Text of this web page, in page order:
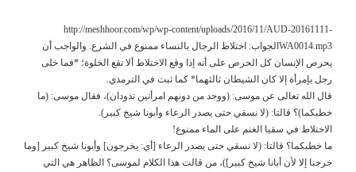
http://meshhoor.com/wp/wp-content/uploads/2016/11/AUD-20161111-
WA0014.mp3الجواب: اختلاط الرجال بالنساء ممنوع في الشرع. والواجب أن
يحرص الإنسان كل الحرص على أنه إذا وقع الاختلاط ألا تقع الخلوة؛ *فما خلى
رجل بإمرأة إلا كان الشيطان ثالثهما* كما ثبت في الترمذي.
قال الله تعالى عن موسى: (ووجد من دونهم امرأتين تذودان)، فقال موسى: (ما
خطبكما)؟ قالتا: (لا نسقي حتى يصدر الرعاء وأبونا شيخ كبير).
الاختلاط في سقيا الغنم على الماء ممنوع!
ما خطبكما؟ قالتا: (لا نسقي حتى يصدر الرعاء [أي: يخرجون] وأبونا شيخ كبير [وما
خرجنا إلا لأن أبانا شيخ كبير])، من قالت هذا الكلام لموسى؟ الظاهر هي التي